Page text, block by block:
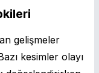
gelişmeler
kesimler olayı